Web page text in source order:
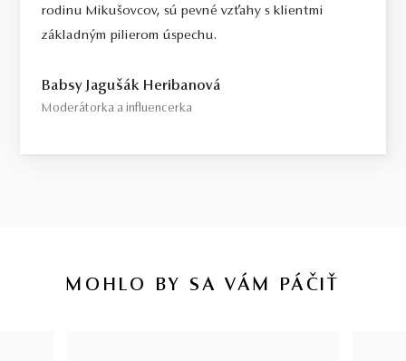
rodinu Mikušovcov, sú pevné vzťahy s klientmi
základným pilierom úspechu.
Babsy Jagušák Heribanová
Moderátorka a influencerka
MOHLO BY SA VÁM PÁČIŤ